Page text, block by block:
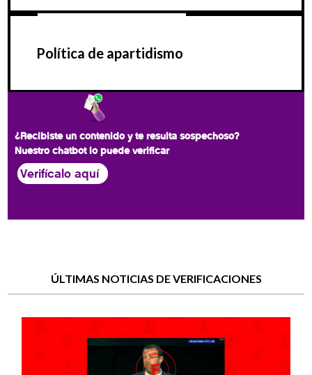
Política de apartidismo
¿Recibiste un contenido y te resulta sospechoso?
Nuestro chatbot lo puede verificar
Verifícalo aquí
ÚLTIMAS NOTICIAS DE VERIFICACIONES